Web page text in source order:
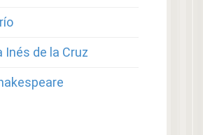
Inés de la Cruz